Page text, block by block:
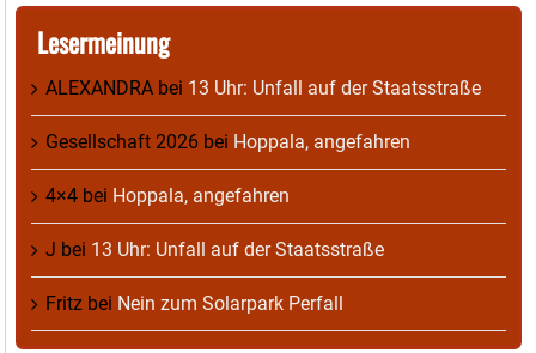
Lesermeinung
ALEXANDRA bei 13 Uhr: Unfall auf der Staatsstraße
Gesellschaft 2026 bei Hoppala, angefahren
4×4 bei Hoppala, angefahren
J bei 13 Uhr: Unfall auf der Staatsstraße
Fritz bei Nein zum Solarpark Perfall